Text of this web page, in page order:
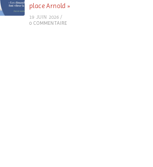
place Arnold »
19 JUIN 2026 /
0 COMMENTAIRE